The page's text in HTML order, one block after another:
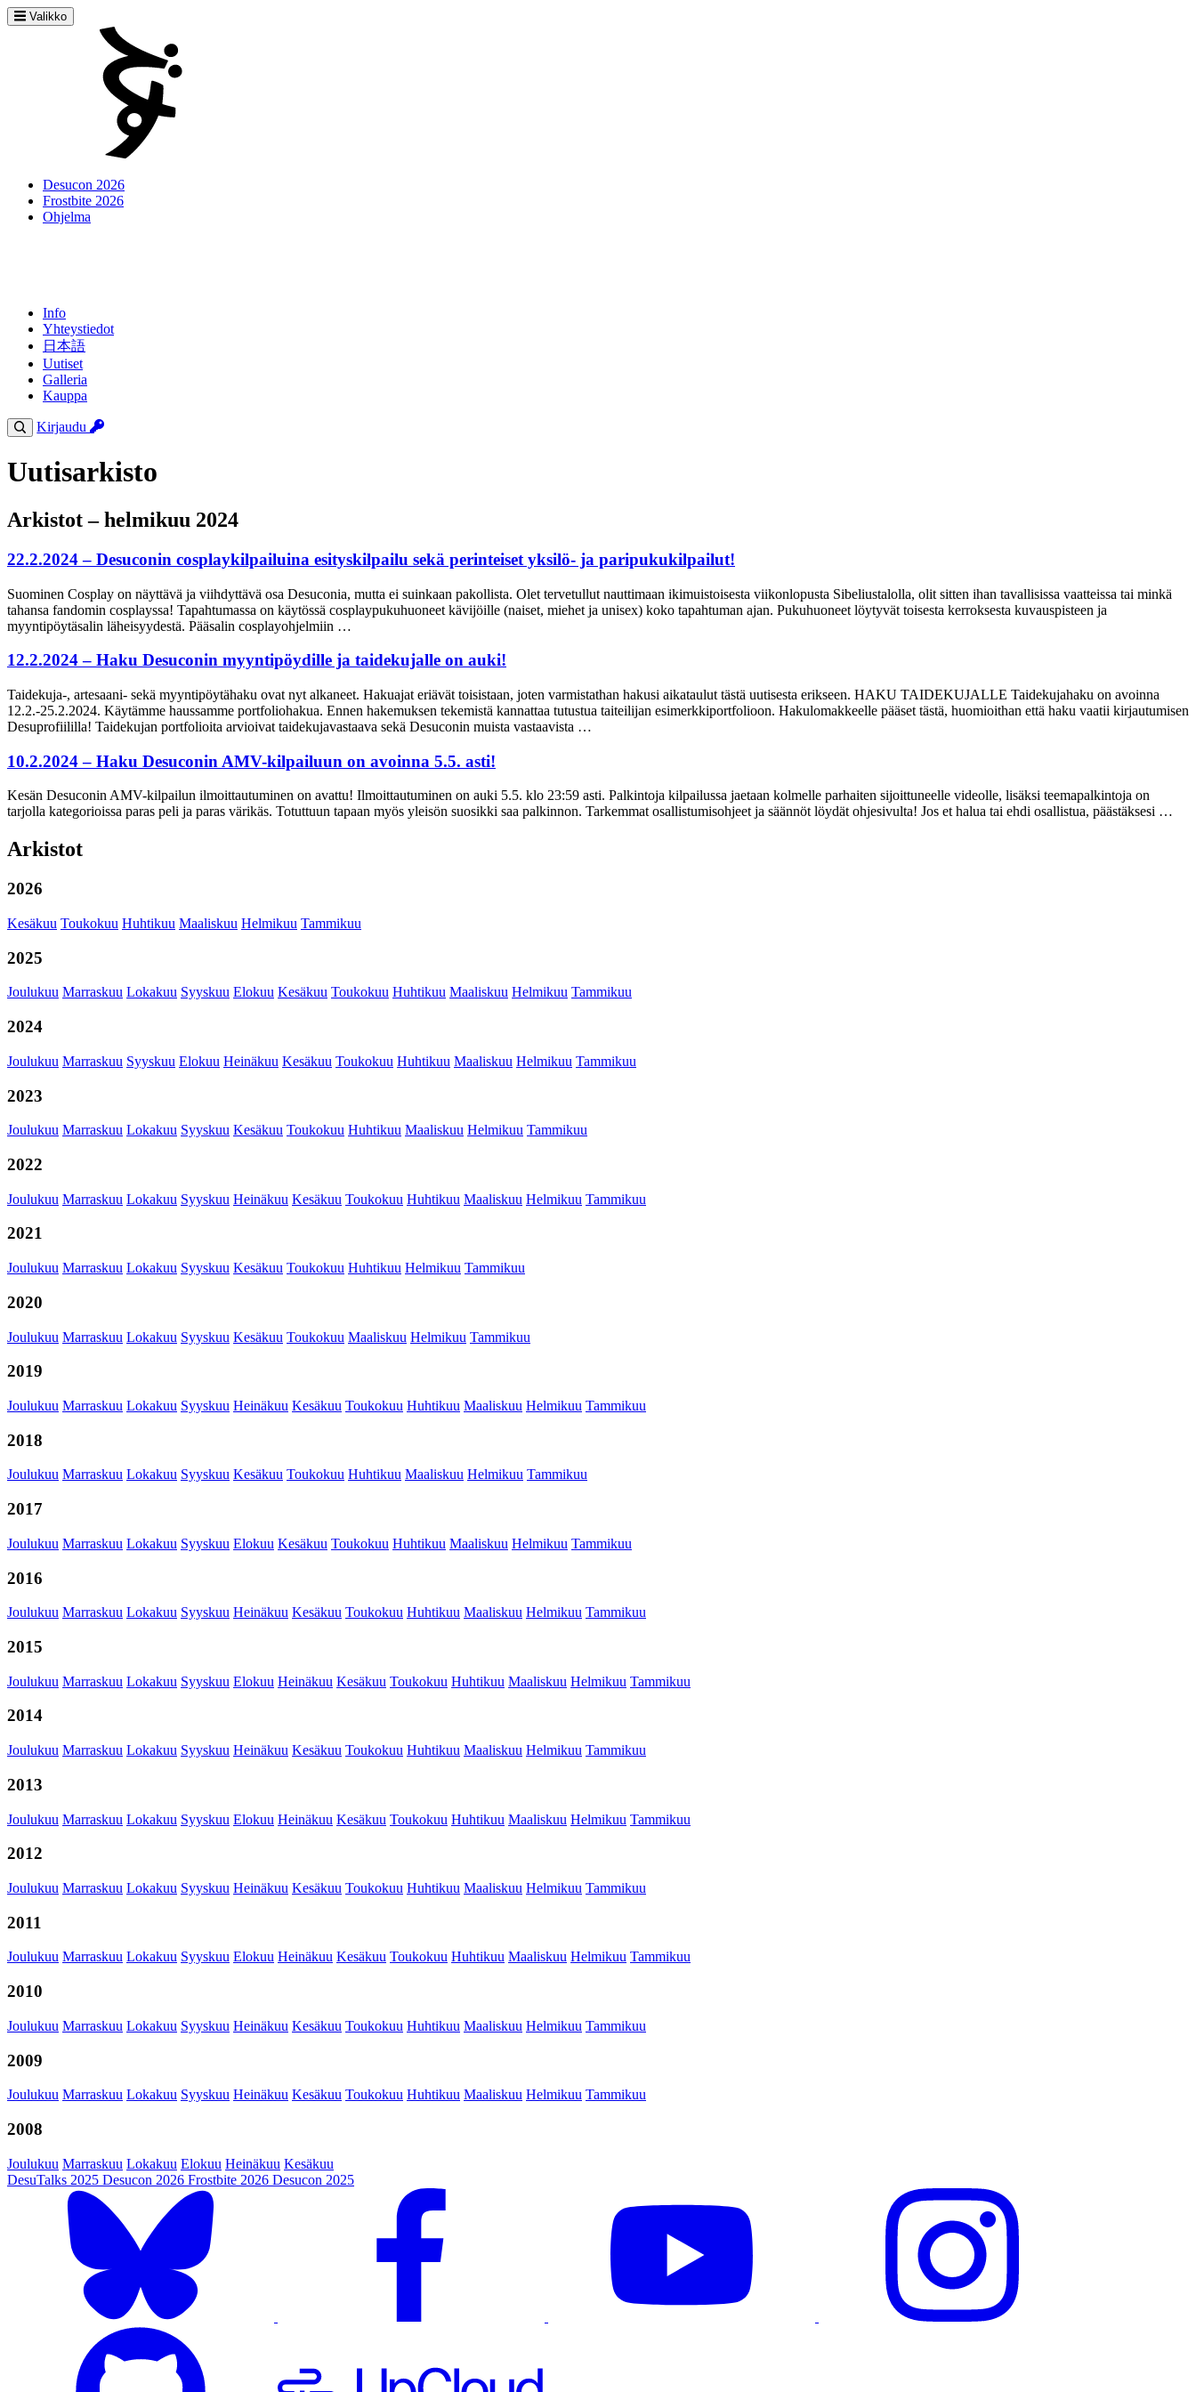
Valikko
Desucon 2026
Frostbite 2026
Ohjelma
Info
Yhteystiedot
日本語
Uutiset
Galleria
Kauppa
Kirjaudu
Uutisarkisto
Arkistot – helmikuu 2024
22.2.2024 – Desuconin cosplaykilpailuina esityskilpailu sekä perinteiset yksilö- ja paripukukilpailut!
Suominen Cosplay on näyttävä ja viihdyttävä osa Desuconia, mutta ei suinkaan pakollista. Olet tervetullut nauttimaan ikimuistoisesta viikonlopusta Sibeliustalolla, olit sitten ihan tavallisissa vaatteissa tai minkä
tahansa fandomin cosplayssa! Tapahtumassa on käytössä cosplaypukuhuoneet kävijöille (naiset, miehet ja unisex) koko tapahtuman ajan. Pukuhuoneet löytyvät toisesta kerroksesta kuvauspisteen ja
myyntipöytäsalin läheisyydestä. Pääsalin cosplayohjelmiin …
12.2.2024 – Haku Desuconin myyntipöydille ja taidekujalle on auki!
Taidekuja-, artesaani- sekä myyntipöytähaku ovat nyt alkaneet. Hakuajat eriävät toisistaan, joten varmistathan hakusi aikataulut tästä uutisesta erikseen. HAKU TAIDEKUJALLE Taidekujahaku on avoinna
12.2.-25.2.2024. Käytämme haussamme portfoliohakua. Ennen hakemuksen tekemistä kannattaa tutustua taiteilijan esimerkkiportfolioon. Hakulomakkeelle pääset tästä, huomioithan että haku vaatii kirjautumisen
Desuprofiililla! Taidekujan portfolioita arvioivat taidekujavastaava sekä Desuconin muista vastaavista …
10.2.2024 – Haku Desuconin AMV-kilpailuun on avoinna 5.5. asti!
Kesän Desuconin AMV-kilpailun ilmoittautuminen on avattu! Ilmoittautuminen on auki 5.5. klo 23:59 asti. Palkintoja kilpailussa jaetaan kolmelle parhaiten sijoittuneelle videolle, lisäksi teemapalkintoja on
tarjolla kategorioissa paras peli ja paras värikäs. Totuttuun tapaan myös yleisön suosikki saa palkinnon. Tarkemmat osallistumisohjeet ja säännöt löydät ohjesivulta! Jos et halua tai ehdi osallistua, päästäksesi …
Arkistot
2026
Kesäkuu Toukokuu Huhtikuu Maaliskuu Helmikuu Tammikuu
2025
Joulukuu Marraskuu Lokakuu Syyskuu Elokuu Kesäkuu Toukokuu Huhtikuu Maaliskuu Helmikuu Tammikuu
2024
Joulukuu Marraskuu Syyskuu Elokuu Heinäkuu Kesäkuu Toukokuu Huhtikuu Maaliskuu Helmikuu Tammikuu
2023
Joulukuu Marraskuu Lokakuu Syyskuu Kesäkuu Toukokuu Huhtikuu Maaliskuu Helmikuu Tammikuu
2022
Joulukuu Marraskuu Lokakuu Syyskuu Heinäkuu Kesäkuu Toukokuu Huhtikuu Maaliskuu Helmikuu Tammikuu
2021
Joulukuu Marraskuu Lokakuu Syyskuu Kesäkuu Toukokuu Huhtikuu Helmikuu Tammikuu
2020
Joulukuu Marraskuu Lokakuu Syyskuu Kesäkuu Toukokuu Maaliskuu Helmikuu Tammikuu
2019
Joulukuu Marraskuu Lokakuu Syyskuu Heinäkuu Kesäkuu Toukokuu Huhtikuu Maaliskuu Helmikuu Tammikuu
2018
Joulukuu Marraskuu Lokakuu Syyskuu Kesäkuu Toukokuu Huhtikuu Maaliskuu Helmikuu Tammikuu
2017
Joulukuu Marraskuu Lokakuu Syyskuu Elokuu Kesäkuu Toukokuu Huhtikuu Maaliskuu Helmikuu Tammikuu
2016
Joulukuu Marraskuu Lokakuu Syyskuu Heinäkuu Kesäkuu Toukokuu Huhtikuu Maaliskuu Helmikuu Tammikuu
2015
Joulukuu Marraskuu Lokakuu Syyskuu Elokuu Heinäkuu Kesäkuu Toukokuu Huhtikuu Maaliskuu Helmikuu Tammikuu
2014
Joulukuu Marraskuu Lokakuu Syyskuu Heinäkuu Kesäkuu Toukokuu Huhtikuu Maaliskuu Helmikuu Tammikuu
2013
Joulukuu Marraskuu Lokakuu Syyskuu Elokuu Heinäkuu Kesäkuu Toukokuu Huhtikuu Maaliskuu Helmikuu Tammikuu
2012
Joulukuu Marraskuu Lokakuu Syyskuu Heinäkuu Kesäkuu Toukokuu Huhtikuu Maaliskuu Helmikuu Tammikuu
2011
Joulukuu Marraskuu Lokakuu Syyskuu Elokuu Heinäkuu Kesäkuu Toukokuu Huhtikuu Maaliskuu Helmikuu Tammikuu
2010
Joulukuu Marraskuu Lokakuu Syyskuu Heinäkuu Kesäkuu Toukokuu Huhtikuu Maaliskuu Helmikuu Tammikuu
2009
Joulukuu Marraskuu Lokakuu Syyskuu Heinäkuu Kesäkuu Toukokuu Huhtikuu Maaliskuu Helmikuu Tammikuu
2008
Joulukuu Marraskuu Lokakuu Elokuu Heinäkuu Kesäkuu
DesuTalks 2025 Desucon 2026 Frostbite 2026 Desucon 2025